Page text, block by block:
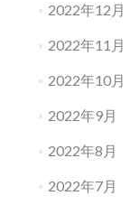
2022年12月
2022年11月
2022年10月
2022年9月
2022年8月
2022年7月